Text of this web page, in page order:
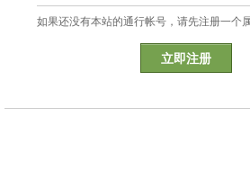
如果还没有本站的通行帐号，请先注册一个
立即注册